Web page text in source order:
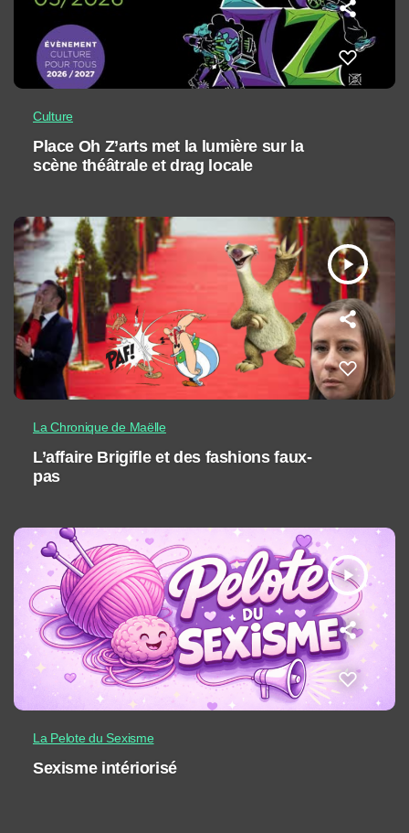
Culture
Place Oh Z’arts met la lumière sur la
scène théâtrale et drag locale
play_arrow
La Chronique de Maëlle
L’affaire Brigifle et des fashions faux-
pas
play_arrow
La Pelote du Sexisme
Sexisme intériorisé